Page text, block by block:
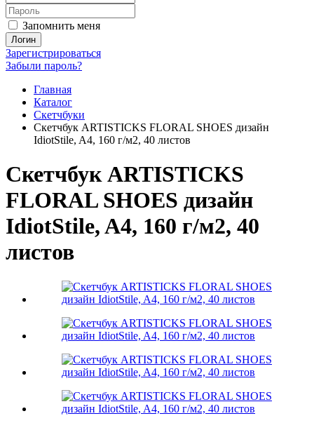
Запомнить меня
Логин
Зарегистрироваться
Забыли пароль?
Главная
Каталог
Скетчбуки
Скетчбук ARTISTICKS FLORAL SHOES дизайн
IdiotStile, A4, 160 г/м2, 40 листов
Скетчбук ARTISTICKS
FLORAL SHOES дизайн
IdiotStile, A4, 160 г/м2, 40
листов